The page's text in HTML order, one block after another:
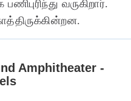
வருகிறார்.